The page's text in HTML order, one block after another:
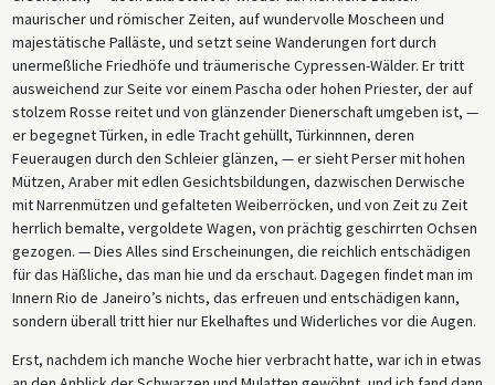
maurischer und römischer Zeiten, auf wundervolle Moscheen und
majestätische Palläste, und setzt seine Wanderungen fort durch
unermeßliche Friedhöfe und träumerische Cypressen-Wälder. Er tritt
ausweichend zur Seite vor einem Pascha oder hohen Priester, der auf
stolzem Rosse reitet und von glänzender Dienerschaft umgeben ist, —
er begegnet Türken, in edle Tracht gehüllt, Türkinnnen, deren
Feueraugen durch den Schleier glänzen, — er sieht Perser mit hohen
Mützen, Araber mit edlen Gesichtsbildungen, dazwischen Derwische
mit Narrenmützen und gefalteten Weiberröcken, und von Zeit zu Zeit
herrlich bemalte, vergoldete Wagen, von prächtig geschirrten Ochsen
gezogen. — Dies Alles sind Erscheinungen, die reichlich entschädigen
für das Häßliche, das man hie und da erschaut. Dagegen findet man im
Innern Rio de Janeiro’s nichts, das erfreuen und entschädigen kann,
sondern überall tritt hier nur Ekelhaftes und Widerliches vor die Augen.
Erst, nachdem ich manche Woche hier verbracht hatte, war ich in etwas